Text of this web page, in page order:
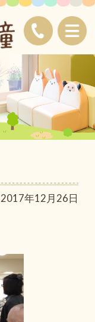
2017年12月26日